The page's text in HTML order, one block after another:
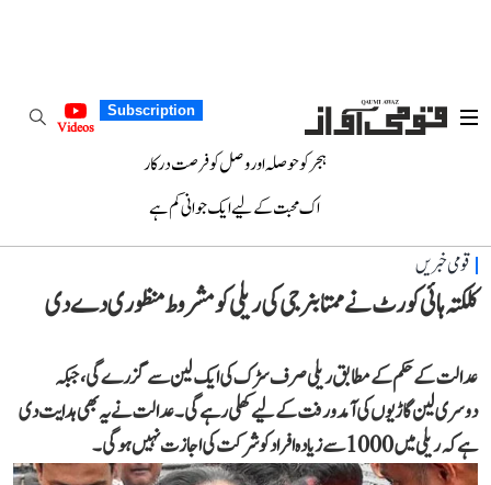
Subscription
Videos
ہجر کو حوصلہ اور وصل کو فرصت درکار
اک محبت کے لیے ایک جوانی کم ہے
قومی خبریں
کلکتہ ہائی کورٹ نے ممتا بنرجی کی ریلی کو مشروط منظوری دے دی
عدالت کے حکم کے مطابق ریلی صرف سڑک کی ایک لین سے گزرے گی، جبکہ
دوسری لین گاڑیوں کی آمدورفت کے لیے کھلی رہے گی۔ عدالت نے یہ بھی ہدایت دی
ہے کہ ریلی میں 1000 سے زیادہ افراد کو شرکت کی اجازت نہیں ہوگی۔